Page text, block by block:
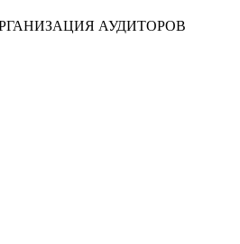
АУДИТОРОВ